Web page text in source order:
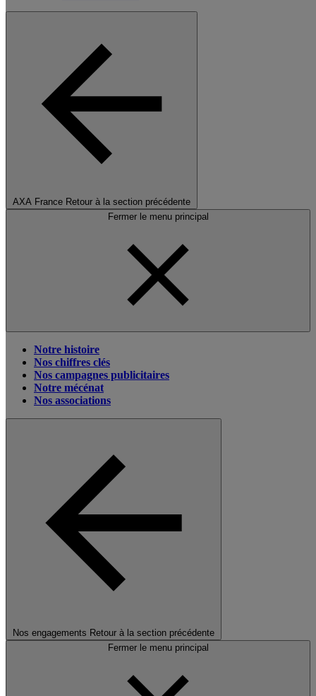
AXA France Retour à la section précédente
Fermer le menu principal
Notre histoire
Nos chiffres clés
Nos campagnes publicitaires
Notre mécénat
Nos associations
Nos engagements Retour à la section précédente
Fermer le menu principal